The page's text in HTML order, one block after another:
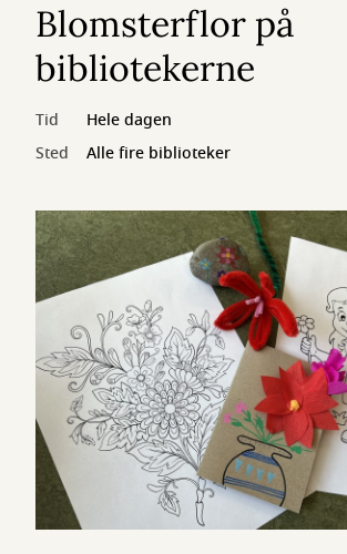
Blomsterflor på
bibliotekerne
Tid
Hele dagen
Sted
Alle fire biblioteker